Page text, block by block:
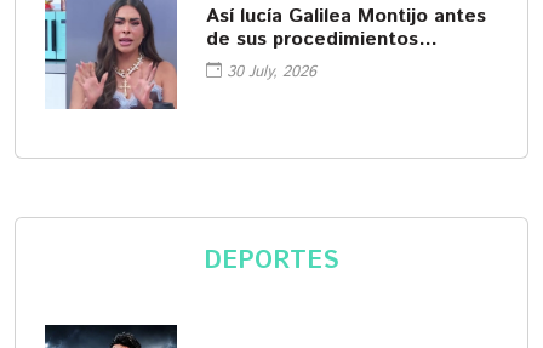
Así lucía Galilea Montijo antes
de sus procedimientos
cosméticos
30 July, 2026
DEPORTES